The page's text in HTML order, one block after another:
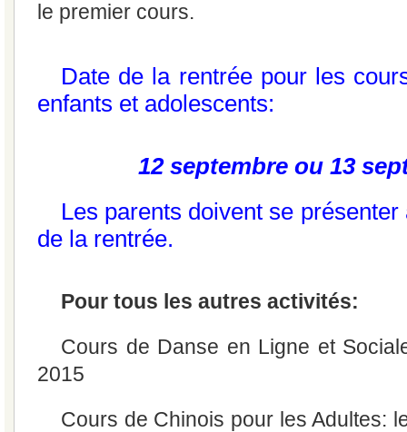
le premier cours.
Date de la rentrée pour les
enfants et adolescents:
12 septembre ou 13
Les parents doivent se
de la rentrée.
Pour tous les autres activités:
Cours de Danse en Ligne et
2015
Cours de Chinois pour les Adultes: